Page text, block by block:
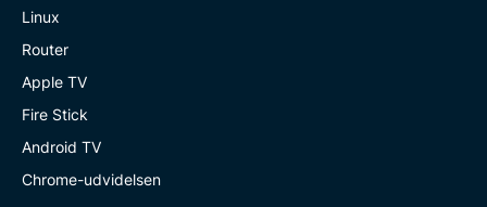
Linux
Router
Apple TV
Fire Stick
Android TV
Chrome-udvidelsen